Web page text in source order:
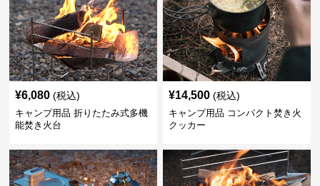
¥6,080 (税込)
キャンプ用品 折りたたみ式多機
能焚き火台
¥14,500 (税込)
キャンプ用品 コンパクト焚き火
クッカー